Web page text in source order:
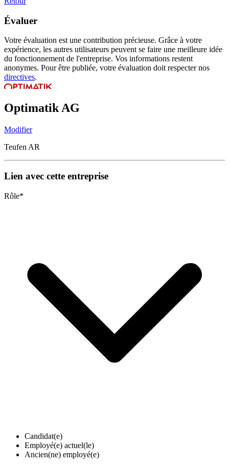
Évaluer
Votre évaluation est une contribution précieuse. Grâce à votre
expérience, les autres utilisateurs peuvent se faire une meilleure idée
du fonctionnement de l'entreprise. Vos informations restent
anonymes. Pour être publiée, votre évaluation doit respecter nos
directives.
Optimatik AG
Modifier
Teufen AR
Lien avec cette entreprise
Rôle*
Candidat(e)
Employé(e) actuel(le)
Ancien(ne) employé(e)